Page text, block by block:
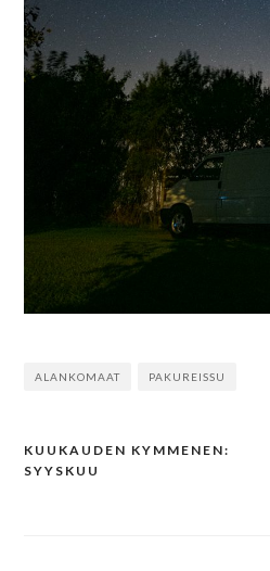
ALANKOMAAT PAKUREISSU
Post
KUUKAUDEN KYMMENEN:
SYYSKUU